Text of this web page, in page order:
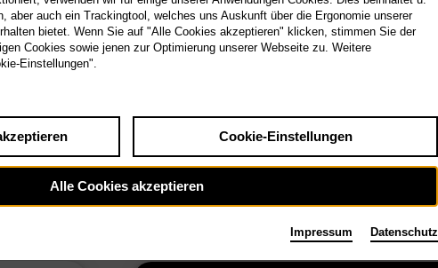
aber auch ein Trackingtool, welches uns Auskunft über die Ergonomie unserer
bietet. Wenn Sie auf "Alle Cookies akzeptieren" klicken, stimmen Sie der
Cookies sowie jenen zur Optimierung unserer Webseite zu. Weitere
Einstellungen".
Cookie-Einstellungen
Alle Cookies akzeptieren
Impressum Datenschutz